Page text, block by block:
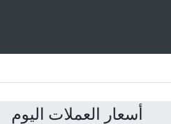
أسعار العملات اليوم